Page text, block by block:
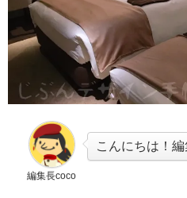
編集長coco
こんにちは！編